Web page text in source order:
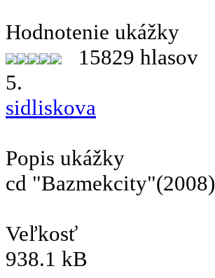
Hodnotenie ukážky
15829 hlasov
5.
sidliskova
Popis ukážky
cd "Bazmekcity"(2008)
Veľkosť
938.1 kB